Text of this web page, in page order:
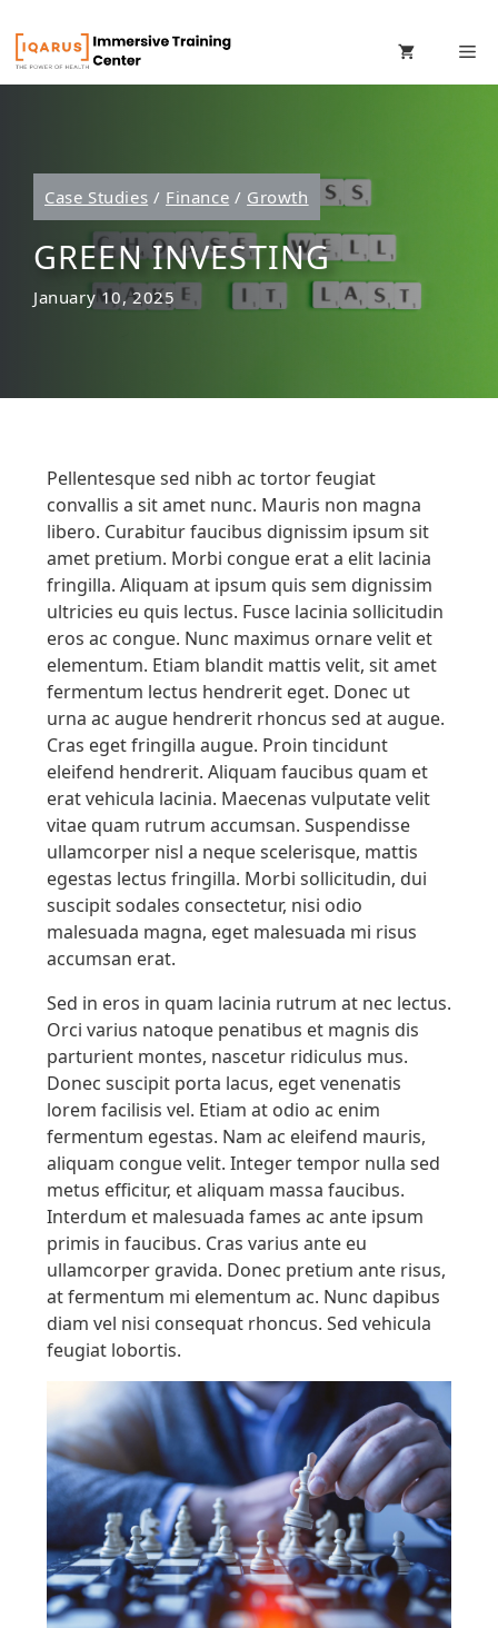
Skip
to
content
Case Studies / Finance / Growth
GREEN INVESTING
January 10, 2025
Pellentesque sed nibh ac tortor feugiat
convallis a sit amet nunc. Mauris non magna
libero. Curabitur faucibus dignissim ipsum sit
amet pretium. Morbi congue erat a elit lacinia
fringilla. Aliquam at ipsum quis sem dignissim
ultricies eu quis lectus. Fusce lacinia sollicitudin
eros ac congue. Nunc maximus ornare velit et
elementum. Etiam blandit mattis velit, sit amet
fermentum lectus hendrerit eget. Donec ut
urna ac augue hendrerit rhoncus sed at augue.
Cras eget fringilla augue. Proin tincidunt
eleifend hendrerit. Aliquam faucibus quam et
erat vehicula lacinia. Maecenas vulputate velit
vitae quam rutrum accumsan. Suspendisse
ullamcorper nisl a neque scelerisque, mattis
egestas lectus fringilla. Morbi sollicitudin, dui
suscipit sodales consectetur, nisi odio
malesuada magna, eget malesuada mi risus
accumsan erat.
Sed in eros in quam lacinia rutrum at nec lectus.
Orci varius natoque penatibus et magnis dis
parturient montes, nascetur ridiculus mus.
Donec suscipit porta lacus, eget venenatis
lorem facilisis vel. Etiam at odio ac enim
fermentum egestas. Nam ac eleifend mauris,
aliquam congue velit. Integer tempor nulla sed
metus efficitur, et aliquam massa faucibus.
Interdum et malesuada fames ac ante ipsum
primis in faucibus. Cras varius ante eu
ullamcorper gravida. Donec pretium ante risus,
at fermentum mi elementum ac. Nunc dapibus
diam vel nisi consequat rhoncus. Sed vehicula
feugiat lobortis.